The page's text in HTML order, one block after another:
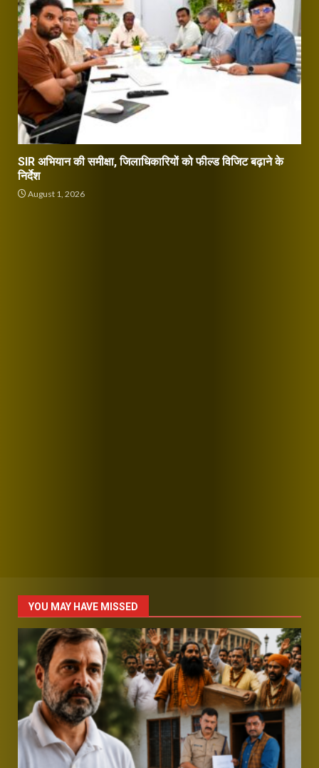
SIR अभियान की समीक्षा, जिलाधिकारियों को फील्ड विजिट बढ़ाने के
निर्देश
August 1, 2026
YOU MAY HAVE MISSED